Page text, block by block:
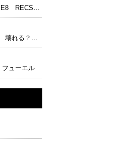
ホンダ フィット GE8 RECS フューエル１ジャンボ アンチエイジングオイル エンジンパワーシールド レックス ワコーズ WAKO‘S
ATF交換 CVTF交換 壊れる？ 嘘？本当？ トルコン太郎完璧？ 最強？ 正しい知識と解説 過走行
２００系ハイエース フューエルフィルター交換 チェックランプ